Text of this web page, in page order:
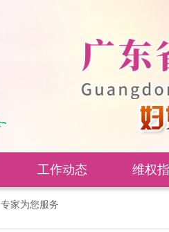
工作动态 维权
专家为您服务